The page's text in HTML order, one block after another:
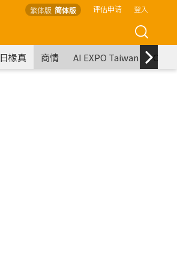
繁体版 简体版 评估申请 登入
椽真 商情 AI EXPO Taiwan